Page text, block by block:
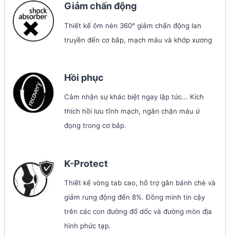
Giảm chấn động
Thiết kế ôm nén 360° giảm chấn động lan
truyền đến cơ bắp, mạch máu và khớp xương
Hồi phục
Cảm nhận sự khác biệt ngay lập tức... Kích
thích hồi lưu tĩnh mạch, ngăn chặn máu ứ
đọng trong cơ bắp.
K-Protect
Thiết kế vòng tab cao, hỗ trợ gân bánh chè và
giảm rung động đến 8%. Đồng minh tin cậy
trên các con đường đổ dốc và đường mòn địa
hình phức tạp.